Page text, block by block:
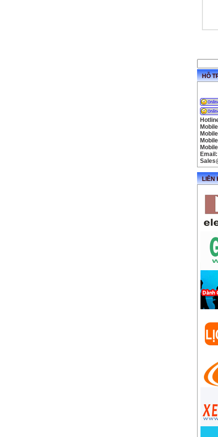
HỖ
Email:
LIÊN